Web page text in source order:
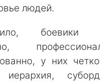
людей.
боевики
у них
иерархия,